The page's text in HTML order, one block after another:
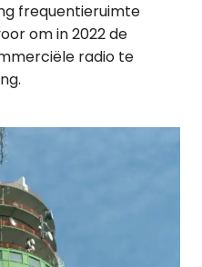
frequentieruimte
om in 2022 de
radio te